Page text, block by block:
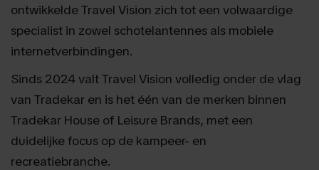
ontwikkelde Travel Vision zich tot een volwaardige
specialist in zowel schotelantennes als mobiele
internetverbindingen.
Sinds 2024 valt Travel Vision volledig onder de vlag
van Tradekar en is het één van de merken binnen
Tradekar House of Leisure Brands, met een
duidelijke focus op de kampeer- en
recreatiebranche.